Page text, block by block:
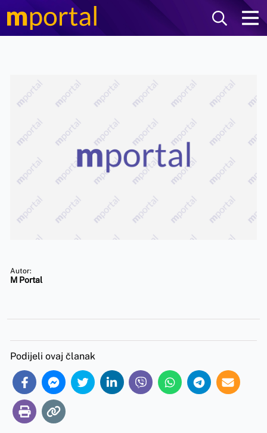
Autor:
M Portal
Podijeli ovaj članak